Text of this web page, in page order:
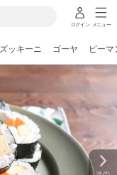
ログイン メニュー
ズッキーニ ゴーヤ ピーマ